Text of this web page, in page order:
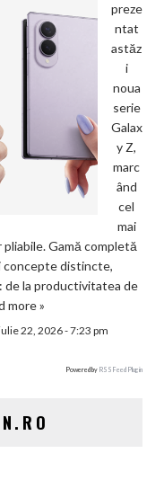
preze
ntat
astăz
i
noua
serie
Galax
y Z,
marc
ând
cel
mai
Gamă completă
concepte distincte,
de la productivitatea de
more »
22, 2026 - 7:23 pm
Powered by RSS Feed Plugin